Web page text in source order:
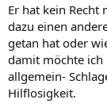
Er hat kein Recht
dazu einen
getan hat oder
damit möchte ich
allgemein-
Hilflosigkeit.